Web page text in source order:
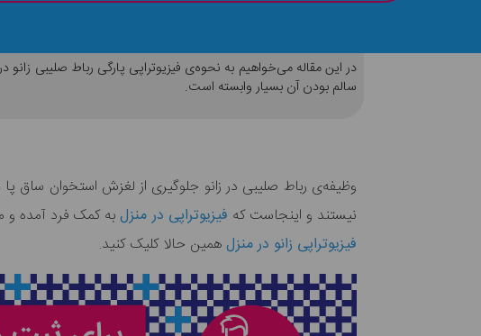
در این مقاله می‌خواهیم به نحوه‌ی فیزیوتراپی پارگی رباط صلیبی
سالم بودن آن بسیار وابسته است.
وظیفه‌ی رباط صلیبی در زانو جلوگیری از لغزش استخوان ساق
نیستند و اینجاست که فیزیوتراپی در منزلبه کمک فرد آمده و
فیزیوتراپی زانو در منزلهمین حالا کلیک کنید.